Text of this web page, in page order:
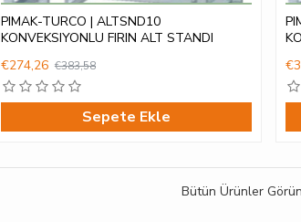
PIMAK-TURCO | ALTSND10
KONVEKSIYONLU FIRIN ALT STANDI
€274,26 €383,58
Sepete Ekle
Bütün Ürünler